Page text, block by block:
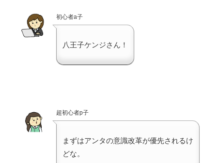
初心者a子
八王子ケンジさん！
超初心者p子
まずはアンタの意識改革が優先されるけ
どな。